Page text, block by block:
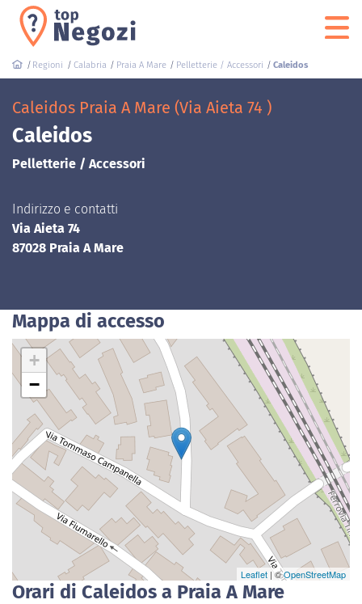
Regioni Calabria Praia A Mare Pelletterie / Accessori Caleidos
Caleidos Praia A Mare (Via Aieta 74 )
Caleidos
Pelletterie / Accessori
Indirizzo e contatti
Via Aieta 74
87028 Praia A Mare
Mappa di accesso
+
−
Leaflet | ©OpenStreetMap
Orari di Caleidos a Praia A Mare